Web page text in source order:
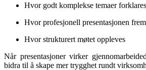
Hvor godt komplekse temaer forklares
Hvor profesjonell presentasjonen
Hvor strukturert møtet oppleves
Når presentasjoner virker
bidra til å skape mer trygghet rundt